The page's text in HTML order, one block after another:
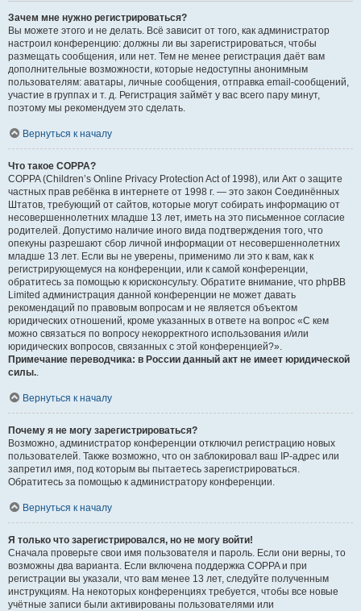
Зачем мне нужно регистрироваться?
Вы можете этого и не делать. Всё зависит от того, как администратор
настроил конференцию: должны ли вы зарегистрироваться, чтобы
размещать сообщения, или нет. Тем не менее регистрация даёт вам
дополнительные возможности, которые недоступны анонимным
пользователям: аватары, личные сообщения, отправка email-сообщений,
участие в группах и т. д. Регистрация займёт у вас всего пару минут,
поэтому мы рекомендуем это сделать.
Вернуться к началу
Что такое COPPA?
COPPA (Children’s Online Privacy Protection Act of 1998), или Акт о защите
частных прав ребёнка в интернете от 1998 г. — это закон Соединённых
Штатов, требующий от сайтов, которые могут собирать информацию от
несовершеннолетних младше 13 лет, иметь на это письменное согласие
родителей. Допустимо наличие иного вида подтверждения того, что
опекуны разрешают сбор личной информации от несовершеннолетних
младше 13 лет. Если вы не уверены, применимо ли это к вам, как к
регистрирующемуся на конференции, или к самой конференции,
обратитесь за помощью к юрисконсульту. Обратите внимание, что phpBB
Limited администрация данной конференции не может давать
рекомендаций по правовым вопросам и не является объектом
юридических отношений, кроме указанных в ответе на вопрос «С кем
можно связаться по вопросу некорректного использования и/или
юридических вопросов, связанных с этой конференцией?».
Примечание переводчика: в России данный акт не имеет юридической
силы..
Вернуться к началу
Почему я не могу зарегистрироваться?
Возможно, администратор конференции отключил регистрацию новых
пользователей. Также возможно, что он заблокировал ваш IP-адрес или
запретил имя, под которым вы пытаетесь зарегистрироваться.
Обратитесь за помощью к администратору конференции.
Вернуться к началу
Я только что зарегистрировался, но не могу войти!
Сначала проверьте свои имя пользователя и пароль. Если они верны, то
возможны два варианта. Если включена поддержка COPPA и при
регистрации вы указали, что вам менее 13 лет, следуйте полученным
инструкциям. На некоторых конференциях требуется, чтобы все новые
учётные записи были активированы пользователями или